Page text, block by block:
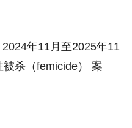
年11月至2025年11
杀（femicide） 案